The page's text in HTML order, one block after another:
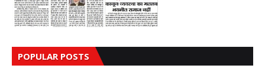
POPULAR POSTS